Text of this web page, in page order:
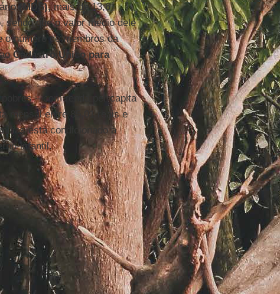
(MDS),mais de 13,6
sendo que o valor médio dele
número de membros da
Cadastro Único para
– com renda per capita
mensal entre 85,01 reais e
está condicionado à
infantil.